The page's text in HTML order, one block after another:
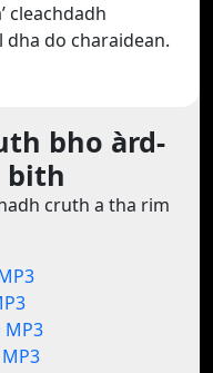
cleachdadh
dha do charaidean.
bho àrd-
bith
cruth a tha rim